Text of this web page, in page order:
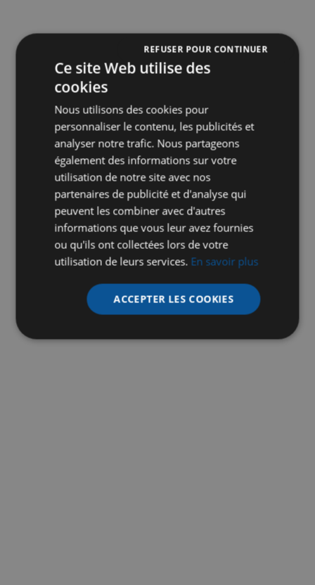
Ce site Web utilise des
cookies
Nous utilisons des cookies pour
personnaliser le contenu, les publicités et
analyser notre trafic. Nous partageons
également des informations sur votre
utilisation de notre site avec nos
partenaires de publicité et d'analyse qui
peuvent les combiner avec d'autres
informations que vous leur avez fournies
ou qu'ils ont collectées lors de votre
utilisation de leurs services. En savoir plus
ACCEPTER LES COOKIES
REFUSER POUR CONTINUER